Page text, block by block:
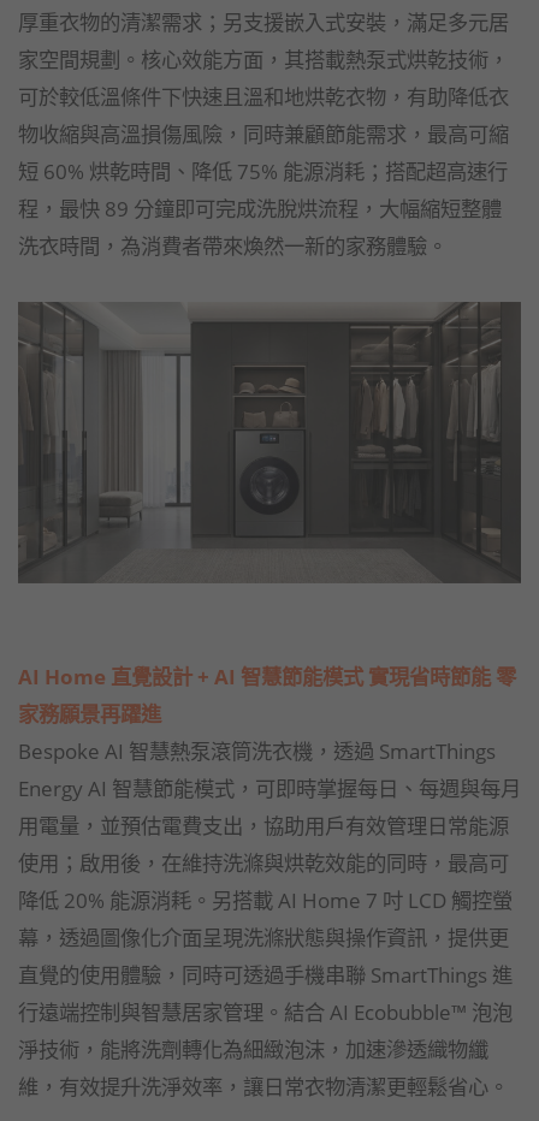
厚重衣物的清潔需求；另支援嵌入式安裝，滿足多元居
家空間規劃。核心效能方面，其搭載熱泵式烘乾技術，
可於較低溫條件下快速且溫和地烘乾衣物，有助降低衣
物收縮與高溫損傷風險，同時兼顧節能需求，最高可縮
短 60% 烘乾時間、降低 75% 能源消耗；搭配超高速行
程，最快 89 分鐘即可完成洗脫烘流程，大幅縮短整體
洗衣時間，為消費者帶來煥然一新的家務體驗。
AI Home 直覺設計 + AI 智慧節能模式 實現省時節能 零
家務願景再躍進
Bespoke AI 智慧熱泵滾筒洗衣機，透過 SmartThings
Energy AI 智慧節能模式，可即時掌握每日、每週與每月
用電量，並預估電費支出，協助用戶有效管理日常能源
使用；啟用後，在維持洗滌與烘乾效能的同時，最高可
降低 20% 能源消耗。另搭載 AI Home 7 吋 LCD 觸控螢
幕，透過圖像化介面呈現洗滌狀態與操作資訊，提供更
直覺的使用體驗，同時可透過手機串聯 SmartThings 進
行遠端控制與智慧居家管理。結合 AI Ecobubble™ 泡泡
淨技術，能將洗劑轉化為細緻泡沫，加速滲透織物纖
維，有效提升洗淨效率，讓日常衣物清潔更輕鬆省心。